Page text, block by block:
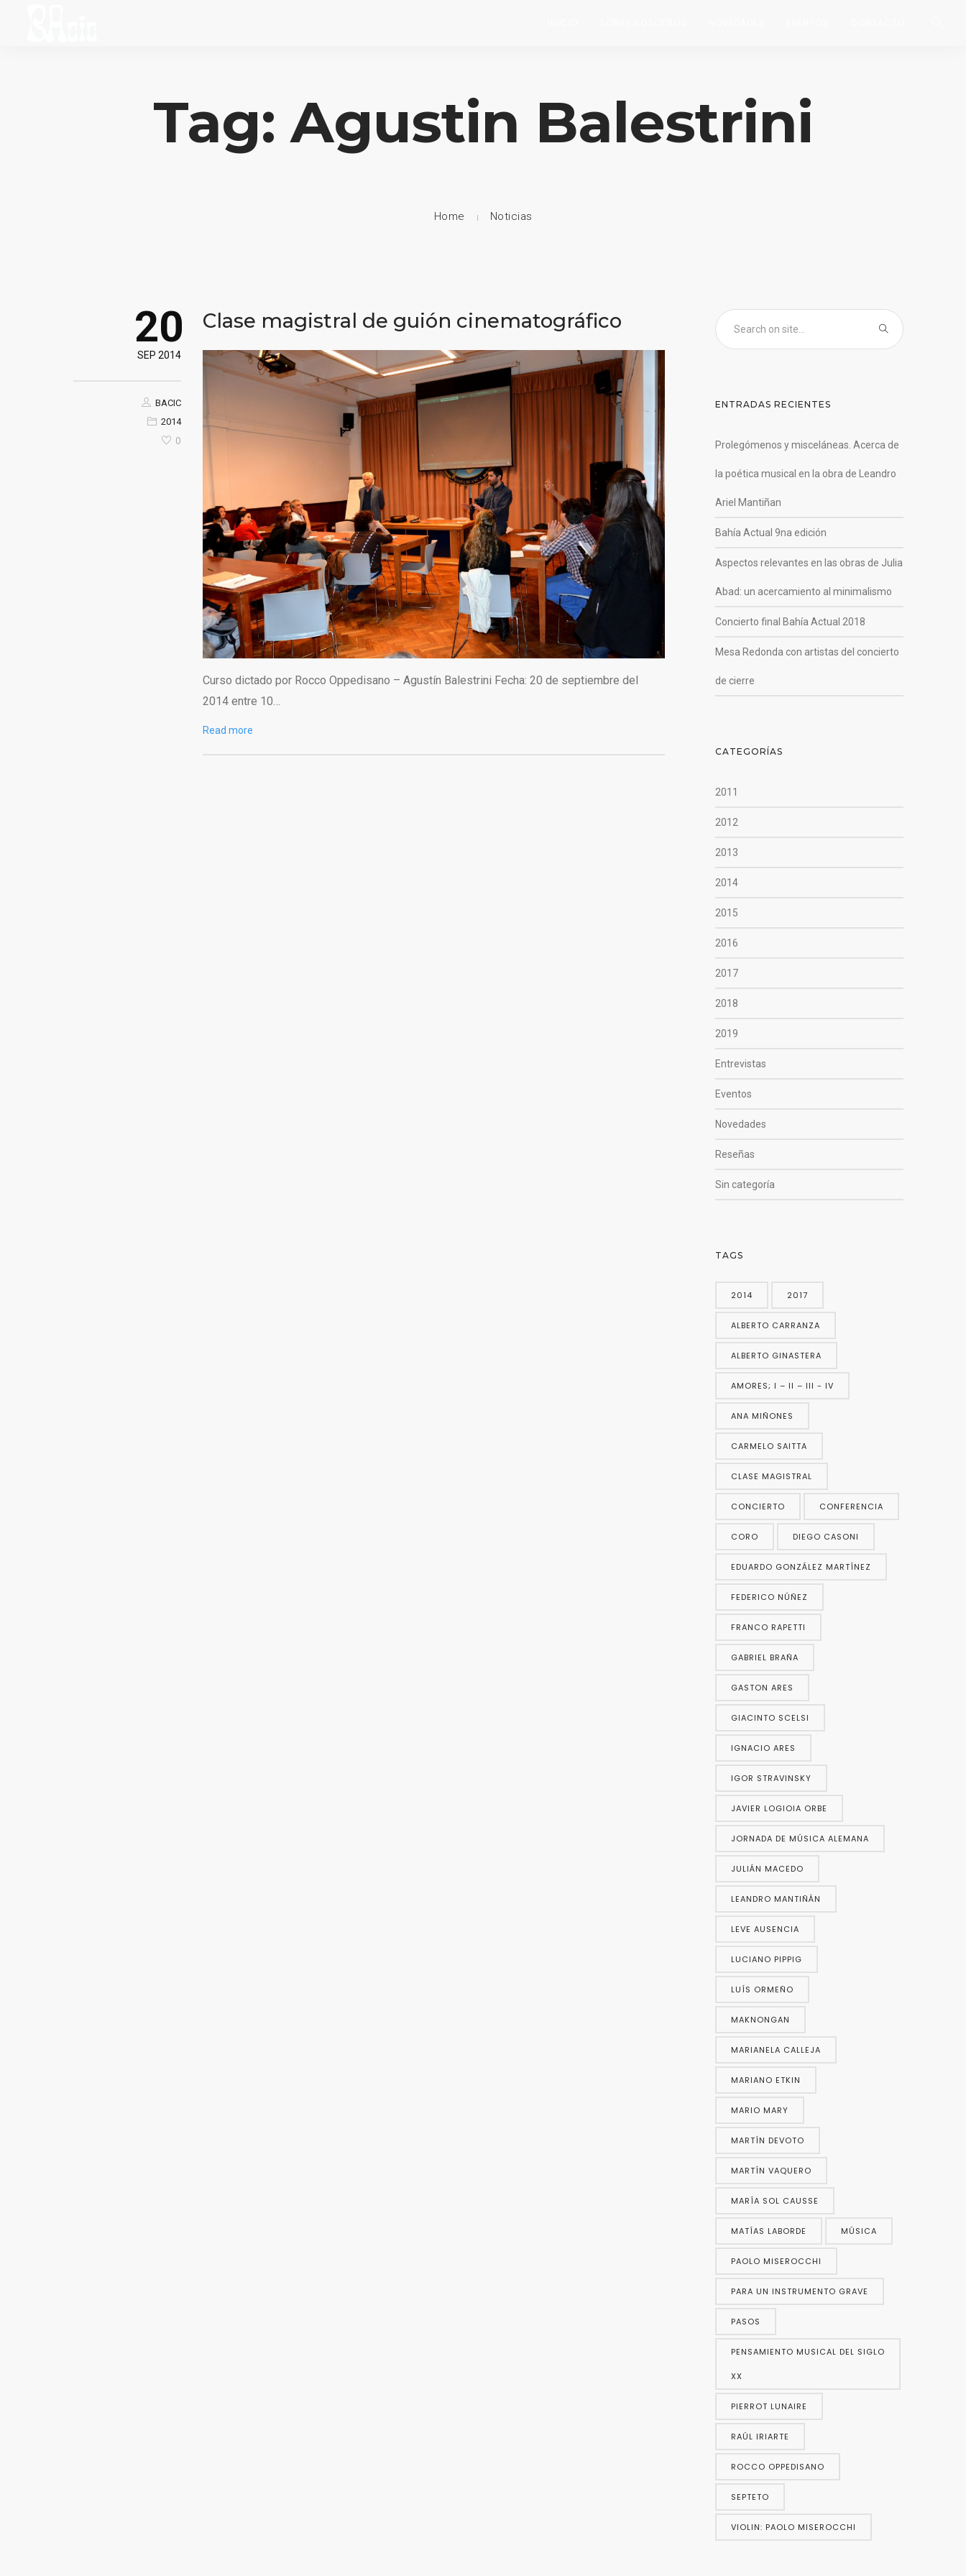
Tag: Agustin Balestrini
Home Noticias
20
SEP 2014
BACIC
2014
0
Clase magistral de guión cinematográfico
Curso dictado por Rocco Oppedisano – Agustín Balestrini Fecha: 20 de septiembre del
2014 entre 10…
Read more
ENTRADAS RECIENTES
Prolegómenos y misceláneas. Acerca de
la poética musical en la obra de Leandro
Ariel Mantiñan
Bahía Actual 9na edición
Aspectos relevantes en las obras de Julia
Abad: un acercamiento al minimalismo
Concierto final Bahía Actual 2018
Mesa Redonda con artistas del concierto
de cierre
CATEGORÍAS
2011
2012
2013
2014
2015
2016
2017
2018
2019
Entrevistas
Eventos
Novedades
Reseñas
Sin categoría
TAGS
2014 2017
ALBERTO CARRANZA
ALBERTO GINASTERA
AMORES; I – II – III - IV
ANA MIÑONES
CARMELO SAITTA
CLASE MAGISTRAL
CONCIERTO CONFERENCIA
CORO DIEGO CASONI
EDUARDO GONZÁLEZ MARTÍNEZ
FEDERICO NÚÑEZ
FRANCO RAPETTI
GABRIEL BRAÑA
GASTON ARES
GIACINTO SCELSI
IGNACIO ARES
IGOR STRAVINSKY
JAVIER LOGIOIA ORBE
JORNADA DE MÚSICA ALEMANA
JULIÁN MACEDO
LEANDRO MANTIÑÁN
LEVE AUSENCIA
LUCIANO PIPPIG
LUÍS ORMEÑO
MAKNONGAN
MARIANELA CALLEJA
MARIANO ETKIN
MARIO MARY
MARTÍN DEVOTO
MARTÍN VAQUERO
MARÍA SOL CAUSSE
MATÍAS LABORDE MÚSICA
PAOLO MISEROCCHI
PARA UN INSTRUMENTO GRAVE
PASOS
PENSAMIENTO MUSICAL DEL SIGLO
XX
PIERROT LUNAIRE
RAÚL IRIARTE
ROCCO OPPEDISANO
SEPTETO
VIOLIN: PAOLO MISEROCCHI